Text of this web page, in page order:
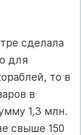
сделала
для
то в
в
1,3 млн.
свыше 150